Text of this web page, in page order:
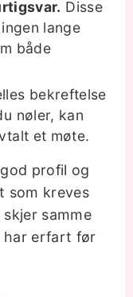
Disse
lange
både
bekreftelse
nøler, kan
et møte.
profil og
som kreves
samme
har erfart før